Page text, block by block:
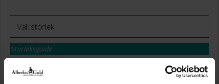
Storleksguide
Presentinslagning
Lagervara. Leveranstid 2-5 arbetsdagar.